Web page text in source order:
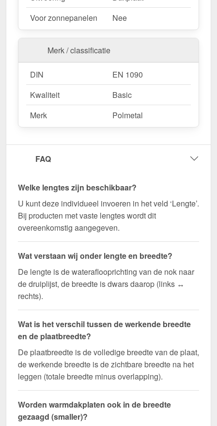
Voor zonnepanelen
Nee
Merk / classificatie
DIN
EN 1090
Kwaliteit
Basic
Merk
Polmetal
FAQ
Welke lengtes zijn beschikbaar?
U kunt deze individueel invoeren in het veld ‘Lengte’.
Bij producten met vaste lengtes wordt dit
overeenkomstig aangegeven.
Wat verstaan wij onder lengte en breedte?
De lengte is de wateraflooprichting van de nok naar
de druiplijst, de breedte is dwars daarop (links ↔
rechts).
Wat is het verschil tussen de werkende breedte
en de plaatbreedte?
De plaatbreedte is de volledige breedte van de plaat,
de werkende breedte is de zichtbare breedte na het
leggen (totale breedte minus overlapping).
Worden warmdakplaten ook in de breedte
gezaagd (smaller)?